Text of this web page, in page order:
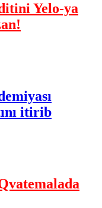
Yelo-ya
itirib